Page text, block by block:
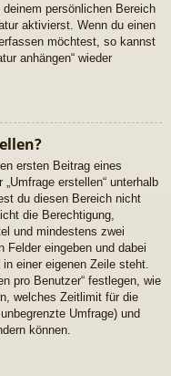
persönlichen Bereich
aktivierst. Wenn du einen
möchtest, so kannst
anhängen“ wieder
ersten Beitrag eines
erstellen“ unterhalb
du diesen Bereich nicht
die Berechtigung,
und mindestens zwei
Felder eingeben und dabei
einer eigenen Zeile steht.
pro Benutzer“ festlegen, wie
welches Zeitlimit für die
Umfrage) und
können.